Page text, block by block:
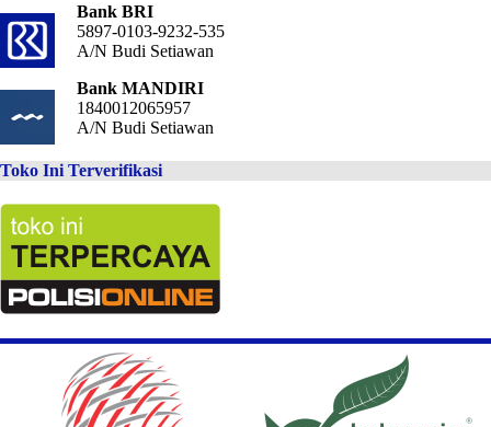
Bank BRI
5897-0103-9232-535
A/N Budi Setiawan
Bank MANDIRI
1840012065957
A/N Budi Setiawan
Toko Ini Terverifikasi